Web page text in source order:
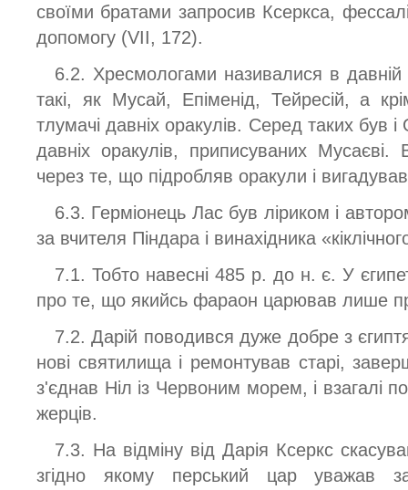
своїми братами запросив Ксеркса,
допомогу (VII, 172).
6.2. Хресмологами називалися в давній
такі, як Мусай, Епіменід, Тейресій, а
тлумачі давніх оракулів. Серед таких був і
давніх оракулів, приписуваних
через те, що підробляв оракули і
6.3. Герміонець Лас був ліриком і
за вчителя Піндара і винахідника
7.1. Тобто навесні 485 р. до н. є. У
про те, що якийсь фараон царював лише
7.2. Дарій поводився дуже добре з
нові святилища і ремонтував старі,
з'єднав Ніл із Червоним морем, і взагалі
жерців.
7.3. На відміну від Дарія Ксеркс
згідно якому перський цар уважав